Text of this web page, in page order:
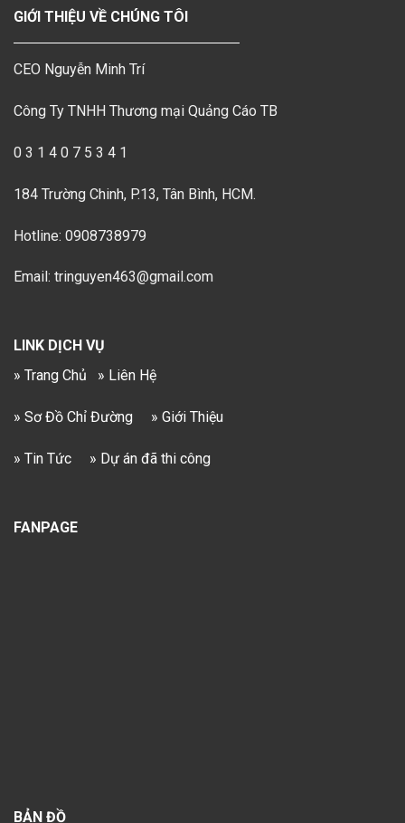
GIỚI THIỆU VỀ CHÚNG TÔI
CEO Nguyễn Minh Trí
Công Ty TNHH Thương mại Quảng Cáo TB
0 3 1 4 0 7 5 3 4 1
184 Trường Chinh, P.13, Tân Bình, HCM.
Hotline: 0908738979
Email: tringuyen463@gmail.com
LINK DỊCH VỤ
» Trang Chủ
» Liên Hệ
» Sơ Đồ Chỉ Đường » Giới Thiệu
» Tin Tức » Dự án đã thi công
FANPAGE
BẢN ĐỒ